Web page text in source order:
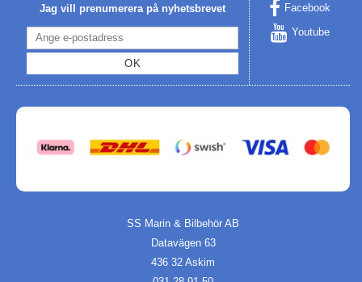
Jag vill prenumerera på nyhetsbrevet
OK
Facebook
Youtube
SS Marin & Bilbehör AB
Datavägen 63
436 32 Askim